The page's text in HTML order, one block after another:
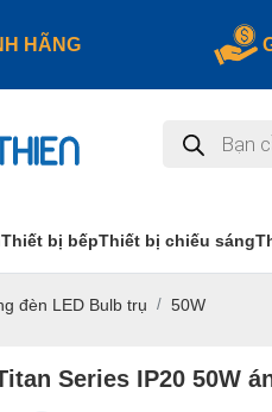
HÃNG
kiếm
sản
Thiết bị bếpThiết bị chiếu sáng
đèn LED Bulb trụ 50W
Series IP20 50W